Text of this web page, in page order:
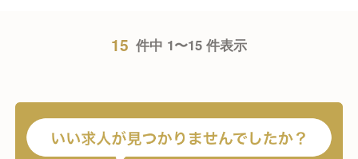
15 件中 1〜15 件表示